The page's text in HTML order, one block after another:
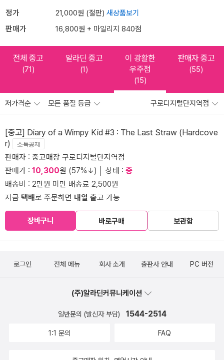
정가 21,000원 (절판) 새상품보기
판매가 16,800원 + 마일리지 840점
전체 중고
(71)
알라딘 중고
(1)
이 광활한
우주점
(15)
판매자 중고
(55)
저가격순 모든 품질 등급 구로디지털단지역점
[중고] Diary of a Wimpy Kid #3 : The Last Straw (Hardcove
r)
소득공제
판매자 : 중고매장 구로디지털단지역점
판매가 : 10,300원 (57%↓) │ 상태 : 중
배송비 : 2만원 미만 배송료 2,500원
지금 택배로 주문하면 내일 출고 가능
장바구니 바로구매 보관함
로그인 전체 메뉴 회사 소개 출판사 안내 PC 버전
(주)알라딘커뮤니케이션
일반문의 (발신자 부담) 1544-2514
1:1 문의 FAQ